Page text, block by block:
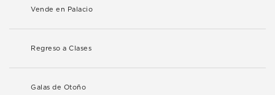
Vende en Palacio
Regreso a Clases
Galas de Otoño